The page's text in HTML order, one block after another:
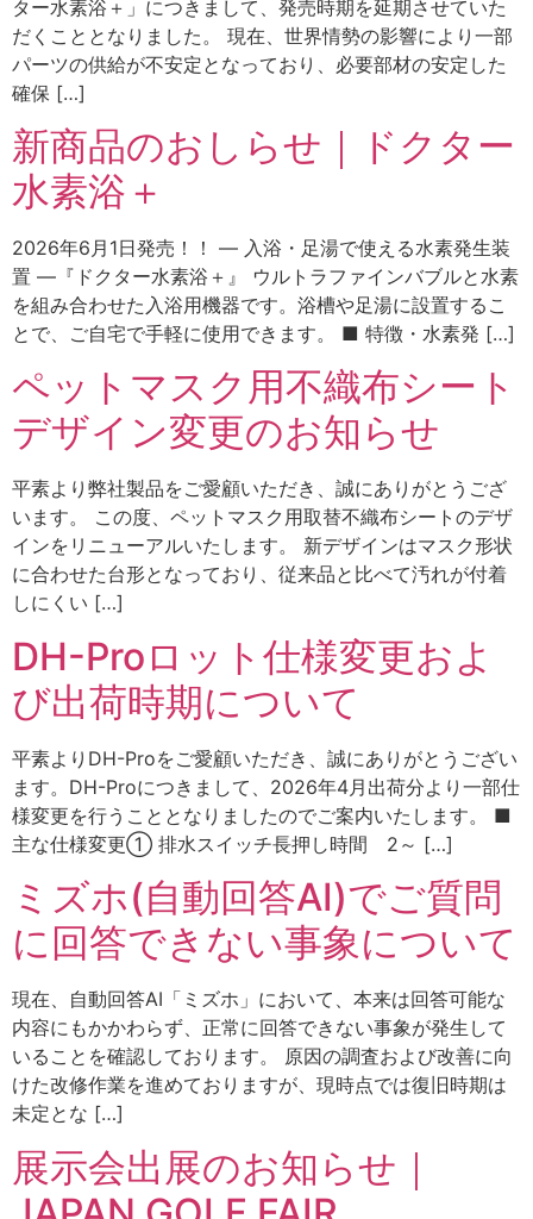
ター水素浴＋」につきまして、発売時期を延期させていた
だくこととなりました。 現在、世界情勢の影響により一部
パーツの供給が不安定となっており、必要部材の安定した
確保 […]
新商品のおしらせ｜ドクター
水素浴＋
2026年6月1日発売！！ ― 入浴・足湯で使える水素発生装
置 ―『ドクター水素浴＋』 ウルトラファインバブルと水素
を組み合わせた入浴用機器です。浴槽や足湯に設置するこ
とで、ご自宅で手軽に使用できます。 ■ 特徴・水素発 […]
ペットマスク用不織布シート
デザイン変更のお知らせ
平素より弊社製品をご愛顧いただき、誠にありがとうござ
います。 この度、ペットマスク用取替不織布シートのデザ
インをリニューアルいたします。 新デザインはマスク形状
に合わせた台形となっており、従来品と比べて汚れが付着
しにくい […]
DH-Proロット仕様変更およ
び出荷時期について
平素よりDH-Proをご愛顧いただき、誠にありがとうござい
ます。DH-Proにつきまして、2026年4月出荷分より一部仕
様変更を行うこととなりましたのでご案内いたします。 ■
主な仕様変更① 排水スイッチ長押し時間 2～ […]
ミズホ(自動回答AI)でご質問
に回答できない事象について
現在、自動回答AI「ミズホ」において、本来は回答可能な
内容にもかかわらず、正常に回答できない事象が発生して
いることを確認しております。 原因の調査および改善に向
けた改修作業を進めておりますが、現時点では復旧時期は
未定とな […]
展示会出展のお知らせ｜